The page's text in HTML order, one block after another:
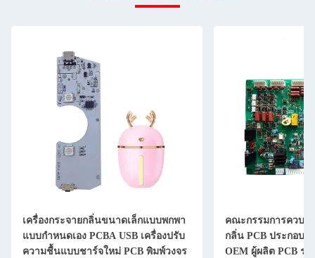
เครื่องกระจายกลิ่นขนาดเล็กแบบพกพา
แบบกําหนดเอง PCBA USB เครื่องปรับ
ความชื้นแบบชาร์จใหม่ PCB พิมพ์วงจร
คณะกรรมการควบคุ
กลิ่น PCB ประกอบก
OEM ผู้ผลิต PCB ร